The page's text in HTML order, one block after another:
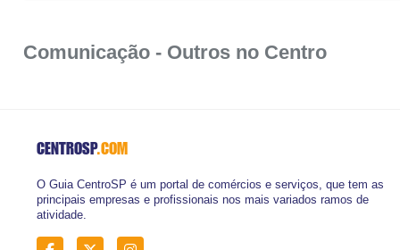
Comunicação - Outros no Centro
CENTROSP.COM
O Guia CentroSP é um portal de comércios e serviços, que tem as
principais empresas e profissionais nos mais variados ramos de
atividade.